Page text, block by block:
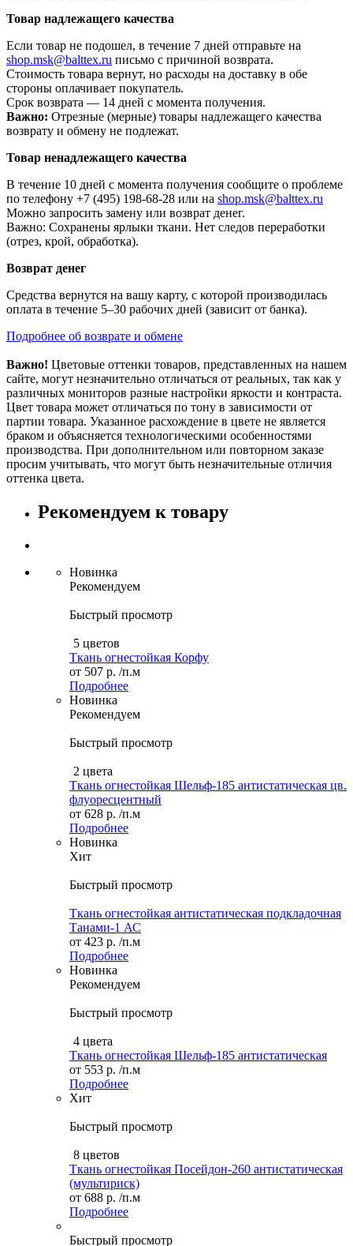
Товар надлежащего качества
Если товар не подошел, в течение 7 дней отправьте на
shop.msk@balttex.ru письмо с причиной возврата.
Стоимость товара вернут, но расходы на доставку в обе
стороны оплачивает покупатель.
Срок возврата — 14 дней с момента получения.
Важно: Отрезные (мерные) товары надлежащего качества
возврату и обмену не подлежат.
Товар ненадлежащего качества
В течение 10 дней с момента получения сообщите о проблеме
по телефону +7 (495) 198-68-28 или на shop.msk@balttex.ru
Можно запросить замену или возврат денег.
Важно: Сохранены ярлыки ткани. Нет следов переработки
(отрез, крой, обработка).
Возврат денег
Средства вернутся на вашу карту, с которой производилась
оплата в течение 5–30 рабочих дней (зависит от банка).
Подробнее об возврате и обмене
Важно! Цветовые оттенки товаров, представленных на нашем
сайте, могут незначительно отличаться от реальных, так как у
различных мониторов разные настройки яркости и контраста.
Цвет товара может отличаться по тону в зависимости от
партии товара. Указанное расхождение в цвете не является
браком и объясняется технологическими особенностями
производства. При дополнительном или повторном заказе
просим учитывать, что могут быть незначительные отличия
оттенка цвета.
Рекомендуем к товару
Новинка
Рекомендуем
Быстрый просмотр
5 цветов
Ткань огнестойкая Корфу
от 507 р. /п.м
Подробнее
Новинка
Рекомендуем
Быстрый просмотр
2 цвета
Ткань огнестойкая Шельф-185 антистатическая цв.
флуоресцентный
от 628 р. /п.м
Подробнее
Новинка
Хит
Быстрый просмотр
Ткань огнестойкая антистатическая подкладочная
Танами-1 АС
от 423 р. /п.м
Подробнее
Новинка
Рекомендуем
Быстрый просмотр
4 цвета
Ткань огнестойкая Шельф-185 антистатическая
от 553 р. /п.м
Подробнее
Хит
Быстрый просмотр
8 цветов
Ткань огнестойкая Посейдон-260 антистатическая
(мультириск)
от 688 р. /п.м
Подробнее
Быстрый просмотр